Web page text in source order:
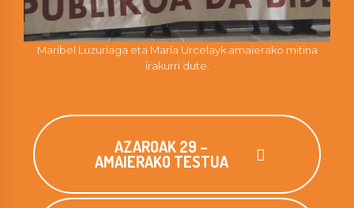
Maribel Luzuriaga eta María Urcelayk amaierako mitina
irakurri dute.
AZAROAK 29 –
AMAIERAKO TESTUA